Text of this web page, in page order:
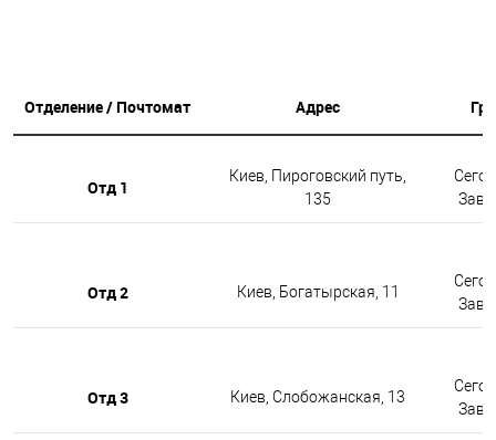
Отделение / Почтомат Адрес
Отд 1
Киев, Пироговский путь,
135
Отд 2 Киев, Богатырская, 11
Отд 3 Киев, Слобожанская, 13